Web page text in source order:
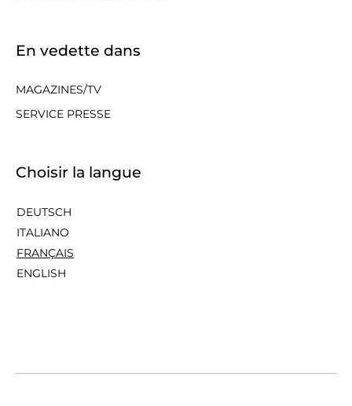
En vedette dans
MAGAZINES/TV
SERVICE PRESSE
Choisir la langue
DEUTSCH
ITALIANO
FRANÇAIS
ENGLISH